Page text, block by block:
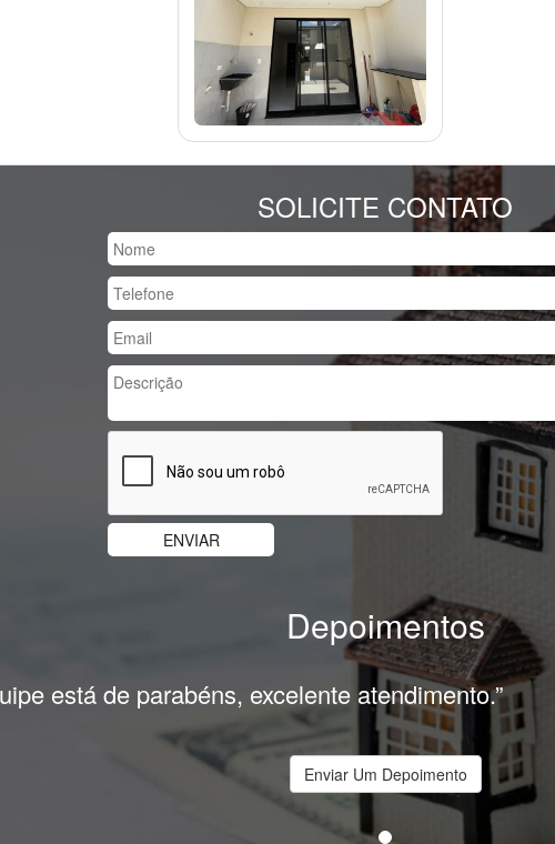
SOLICITE CONTATO
Depoimentos
está de parabéns, excelente atendimento.”
Enviar Um Depoimento